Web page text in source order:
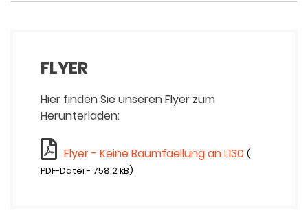
FLYER
Hier finden Sie unseren Flyer zum
Herunterladen:
Flyer - Keine Baumfaellung an L130 (
PDF-Datei - 758.2 kB)